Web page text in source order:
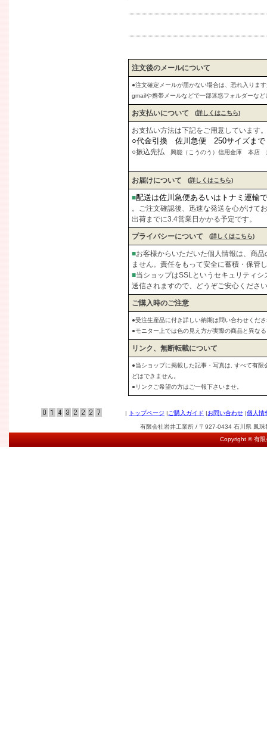
注文後のメールについて
●注文確定メールが届かない場合は、恐れ入りま
gmailや携帯メールなどで一部迷惑フォルダーな
お支払いについて (詳しくはこちら)
お支払い方法は下記をご用意しています。
○代金引換 佐川急便 250サイズま
○振込先払 興能（こうのう）信用金庫 本店
お届けについて (詳しくはこちら)
■配送は佐川急便あるいはトナミ運輸
。ご注文確認後、迅速な発送を心がけて
出荷までに3.4営業日かかる予定です。
プライバシーについて (詳しくはこちら)
■お客様からいただいた個人情報は、商
ません。責任をもって安全に蓄積・保管
■当ショップはSSLというセキュリティ
送信されますので、どうぞご安心くださ
ご購入時のご注意
●受注生産品に付き詳しい納期は問い合わせくだ
●モニター上では色の見え方が実際の商品と異な
リンク、無断転載について
●当ショップに掲載した記事・写真は, すべて有
どはできません。
●リンクご希望の方はご一報下さいませ。
| トップページ | ご購入ガイド |お問い合わせ |個人情
有限会社岩井工業所 / 〒927-0434 石川県 鳳
Copyright © 有限